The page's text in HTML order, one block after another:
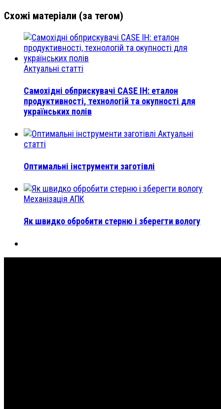
Схожі матеріали (за тегом)
Актуальні статті
Самохідні обприскувачі CASE IH: еталон
продуктивності, технологій та окупності для
українських полів
Актуальні
статті
Оптимальні інструменти заготівлі
Механізація АПК
Як швидко обробити стерню і зберегти вологу